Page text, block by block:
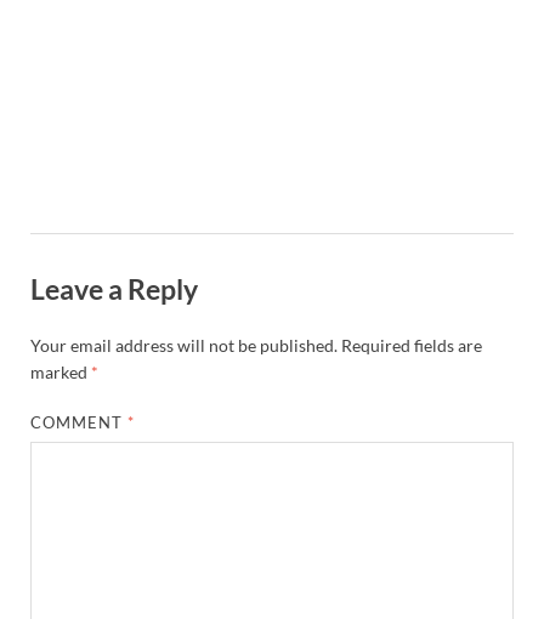
Leave a Reply
Your email address will not be published. Required fields are
marked *
COMMENT *